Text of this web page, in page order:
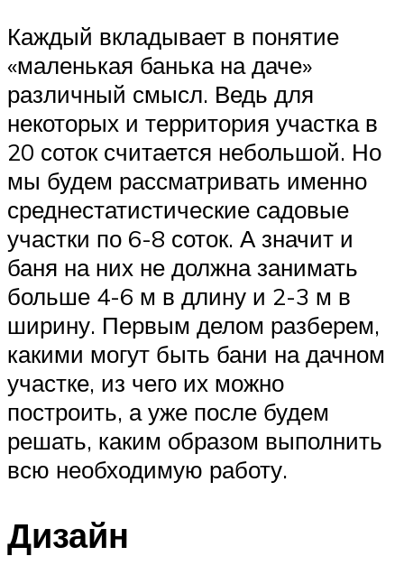
Каждый вкладывает в понятие
«маленькая банька на даче»
различный смысл. Ведь для
некоторых и территория участка в
20 соток считается небольшой. Но
мы будем рассматривать именно
среднестатистические садовые
участки по 6-8 соток. А значит и
баня на них не должна занимать
больше 4-6 м в длину и 2-3 м в
ширину. Первым делом разберем,
какими могут быть бани на дачном
участке, из чего их можно
построить, а уже после будем
решать, каким образом выполнить
всю необходимую работу.
Дизайн